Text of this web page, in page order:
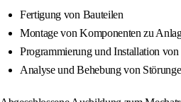
Fertigung von Bauteilen
Montage von Komponenten zu
Programmierung und Installation
Analyse und Behebung von